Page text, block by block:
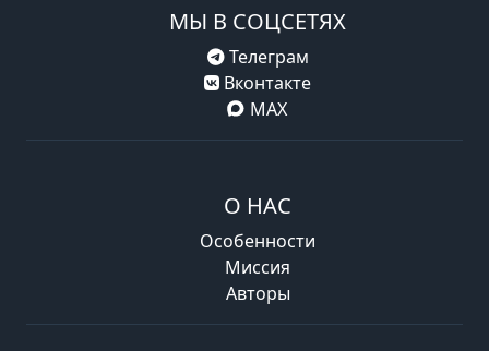
МЫ В СОЦСЕТЯХ
Телеграм
Вконтакте
MAX
О НАС
Особенности
Миссия
Авторы